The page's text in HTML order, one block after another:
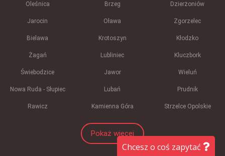
Oleśnica Brzeg Dzierżoniów
Jarocin Oława Zgorzelec
Bielawa Krotoszyn Kłodzko
Żagań Lubliniec Kluczbork
Świebodzice Jawor Wieluń
Nowa Ruda - Słupiec Lubań Prudnik
Rawicz Kamienna Góra Strzelce Opolskie
Pokaż więcej
Chcesz o coś zapytać